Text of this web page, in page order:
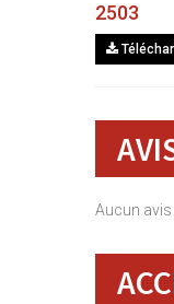
2503
Aucun avis